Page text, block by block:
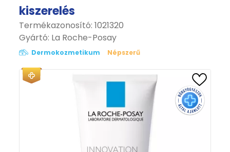
kiszerelés
Termékazonosító: 1021320
Gyártó: La Roche-Posay
Dermokozmetikum Népszerű